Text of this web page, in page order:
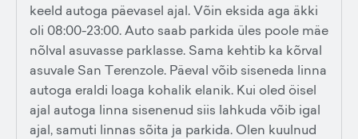
keeld autoga päevasel ajal. Võin eksida aga äkki
oli 08:00-23:00. Auto saab parkida üles poole mäe
nõlval asuvasse parklasse. Sama kehtib ka kõrval
asuvale San Terenzole. Päeval võib siseneda linna
autoga eraldi loaga kohalik elanik. Kui oled öisel
ajal autoga linna sisenenud siis lahkuda võib igal
ajal, samuti linnas sõita ja parkida. Olen kuulnud